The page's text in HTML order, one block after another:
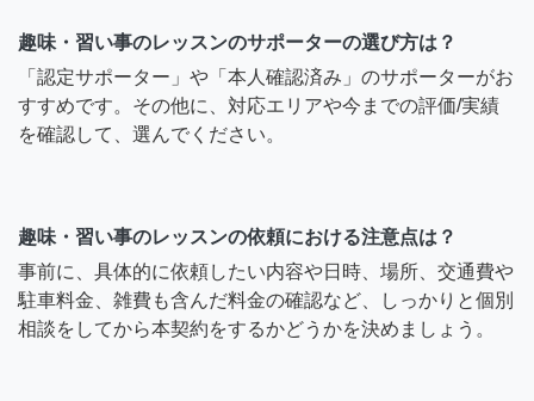
趣味・習い事のレッスンのサポーターの選び方は？
「認定サポーター」や「本人確認済み」のサポーターがお
すすめです。その他に、対応エリアや今までの評価/実績
を確認して、選んでください。
趣味・習い事のレッスンの依頼における注意点は？
事前に、具体的に依頼したい内容や日時、場所、交通費や
駐車料金、雑費も含んだ料金の確認など、しっかりと個別
相談をしてから本契約をするかどうかを決めましょう。